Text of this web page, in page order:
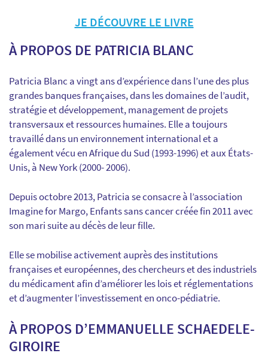
JE DÉCOUVRE LE LIVRE
À PROPOS DE PATRICIA BLANC
Patricia Blanc a vingt ans d’expérience dans l’une des plus
grandes banques françaises, dans les domaines de l’audit,
stratégie et développement, management de projets
transversaux et ressources humaines. Elle a toujours
travaillé dans un environnement international et a
également vécu en Afrique du Sud (1993-1996) et aux États-
Unis, à New York (2000- 2006).
Depuis octobre 2013, Patricia se consacre à l’association
Imagine for Margo, Enfants sans cancercréée fin 2011 avec
son mari suite au décès de leur fille.
Elle se mobilise activement auprès des institutions
françaises et européennes, des chercheurs et des industriels
du médicament afin d’améliorer les lois et réglementations
et d’augmenter l’investissement en onco-pédiatrie.
À PROPOS D’EMMANUELLE SCHAEDELE-
GIROIRE